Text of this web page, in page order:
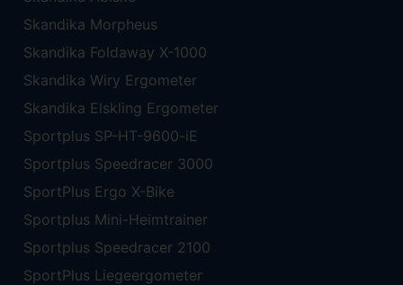
Skandika Morpheus
Skandika Foldaway X-1000
Skandika Wiry Ergometer
Skandika Elskling Ergometer
Sportplus SP-HT-9600-iE
Sportplus Speedracer 3000
SportPlus Ergo X-Bike
Sportplus Mini-Heimtrainer
Sportplus Speedracer 2100
SportPlus Liegeergometer